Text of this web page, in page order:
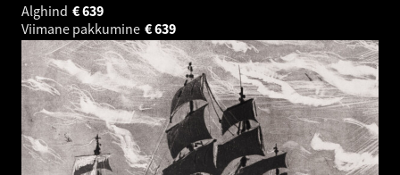
Alghind
639
€
Viimane pakkumine
639
€